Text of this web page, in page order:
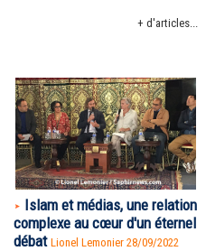
+ d'articles...
Islam et médias, une relation
complexe au cœur d'un éternel
débat Lionel Lemonier 28/09/2022